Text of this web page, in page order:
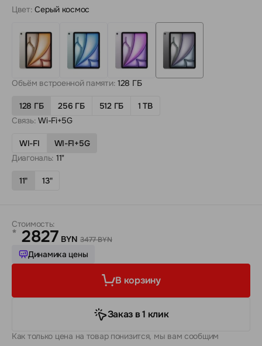
Цвет: Серый космос
Объём встроенной памяти: 128 ГБ
128 ГБ 256 ГБ 512 ГБ
1 TB
Связь: Wi-Fi+5G
WI-FI
WI-FI+5G
Диагональ: 11"
11" 13"
Стоимость:
* 2827 BYN 3477 BYN
Динамика цены
В корзину
Заказ в 1 клик
Как только цена на товар понизится, мы вам сообщим